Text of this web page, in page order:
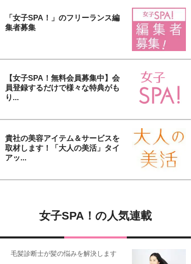
「女子SPA！」のフリーランス編
集者募集
【女子SPA！無料会員募集中】会
員登録するだけで様々な特典がも
り...
貴社の美容アイテム＆サービスを
取材します！「大人の美活」タイ
アッ...
女子SPA！の人気連載
毛髪診断士が髪の悩みを解決します